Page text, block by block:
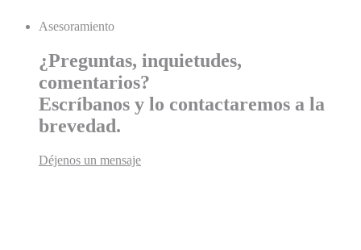
Asesoramiento
¿Preguntas, inquietudes,
comentarios?
Escríbanos y lo contactaremos a la
brevedad.
Déjenos un mensaje